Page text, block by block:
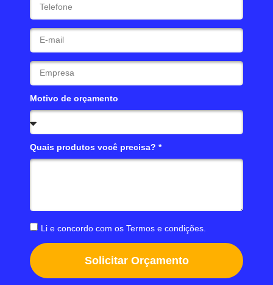
Motivo de orçamento
Quais produtos você precisa? *
Li e concordo com os Termos e condições.
Solicitar Orçamento